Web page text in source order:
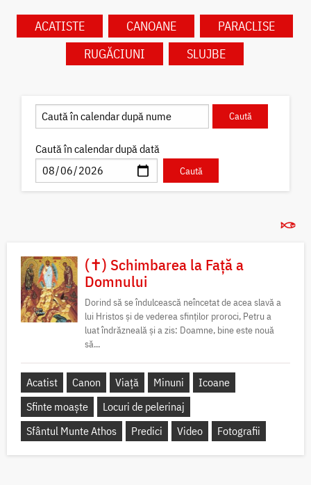
ACATISTE CANOANE
PARACLISE
RUGĂCIUNI
SLUJBE
Caută în calendar după dată
(✝) Schimbarea la Față a
Domnului
Dorind să se îndulcească neîncetat de acea slavă a
lui Hristos și de vederea sfinților proroci, Petru a
luat îndrăzneală și a zis: Doamne, bine este nouă
să...
Acatist Canon Viață Minuni
Icoane
Sfinte moaște
Locuri de pelerinaj
Sfântul Munte Athos
Predici Video Fotografii